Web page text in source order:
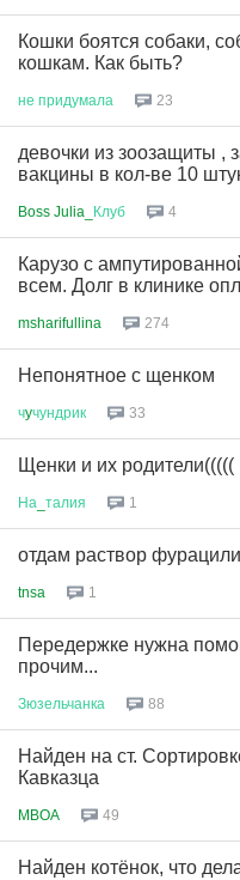
Кошки боятся собаки,
кошкам. Как быть?
не придумала 23
девочки из зоозащиты ,
вакцины в кол-ве 10
Boss Julia_ Клуб 4
Карузо с
всем. Долг в клинике
msharifullina 274
Непонятное с щенком
чyчундрик 33
Щенки и их родители(((((
На талия 1
отдам раствор
tnsa 1
Передержке нужна
прочим...
Зюзельчанка 88
Найден на ст.
Кавказца
MBOA 49
Найден котёнок, что